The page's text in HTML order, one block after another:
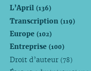
L’April (136)
Transcription (119)
Europe (102)
Entreprise (100)
Droit d’auteur (78)